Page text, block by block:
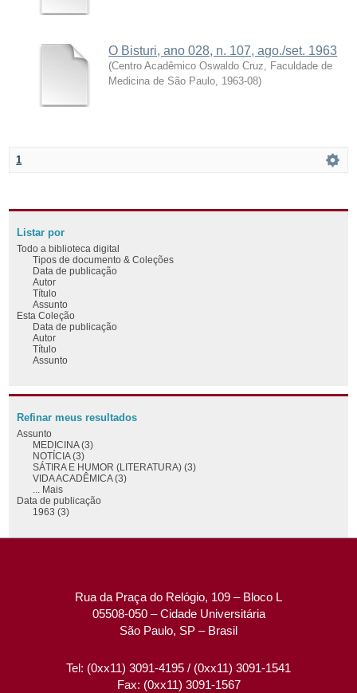
O Bisturi, ano 028, n. 107, ago./set. 1963
(Centro Acadêmico Oswaldo Cruz, Faculdade de
Medicina de São Paulo 1963-08)
1
Listar por
Todo a biblioteca digital
Tipos de documento & Coleções
Data de publicação
Autor
Título
Assunto
Esta Coleção
Data de publicação
Autor
Título
Assunto
Refinar meus resultados
Assunto
MEDICINA (3)
NOTÍCIA (3)
SÁTIRA E HUMOR (LITERATURA) (3)
VIDA ACADÊMICA (3)
... Mais
Data de publicação
1963 (3)
Rua da Praça do Relógio, 109 – Bloco L
05508-050 – Cidade Universitária
São Paulo, SP – Brasil
Tel: (0xx11) 3091-4195 / (0xx11) 3091-1541
Fax: (0xx11) 3091-1567